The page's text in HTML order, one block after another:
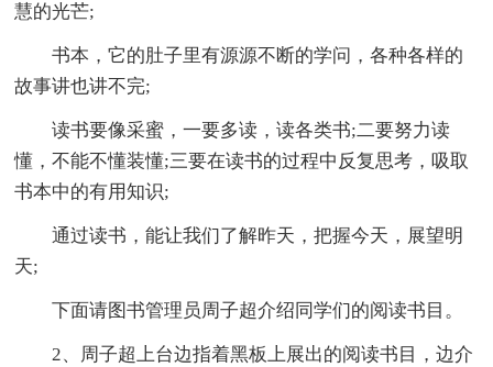
慧的光芒;
书本，它的肚子里有源源不断的学问，各种各样的
故事讲也讲不完;
读书要像采蜜，一要多读，读各类书;二要努力读
懂，不能不懂装懂;三要在读书的过程中反复思考，吸取
书本中的有用知识;
通过读书，能让我们了解昨天，把握今天，展望明
天;
下面请图书管理员周子超介绍同学们的阅读书目。
2、周子超上台边指着黑板上展出的阅读书目，边介